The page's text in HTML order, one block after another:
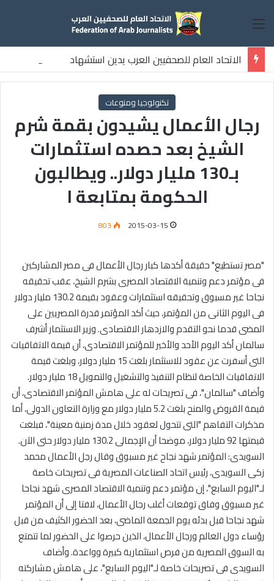
القائمة
الاتحاد العام للصحفيين العرب يدين استشهاد
ثلاثة صحفيين فلسطينيين باستهداف إسرائيلي وسط قطاع غزة
تكنولوجيا ومنوعات
رجال الأعمال يشيدون بقمة شرم
الشيخ بعد حصده استثمارات
بـ130 مليار دولار.. ويطالبون
الحكومة بمتابعة ا
2015-03-15
803
"مصر تستطيع" حقيقة أكدها كبار رجال الأعمال فى مصر المشاركين
فى مؤتمر دعم وتنمية الاقتصاد المصرى بشرم الشيخ، عقب تحقيقه
نجاحا غير مسبوق وتحقيقه استثمارات وعقود بقيمة 130.2 مليار دولار
فى اليوم الثانى من المؤتمر، حيث أكد المؤتمر قدرة المصريين على
المضى قدما نحو التقدم والازدهار الاقتصادى. وزير الاستثمار أشرف
سالمان أكد اليوم الأحد والأخير للمؤتمر الاقتصادى، أن قيمة الاتفاقيات
التى أسفرت عن عقود للاستثمار بلغت 15 مليار دولار، وبلغت قيمة
الاتفاقيات الخاصة لنظام التنفيذ والتشغيل والتمويل 18 مليار دولار.
وأضاف "سالمان"، فى تصريحات له على هامش المؤتمر الاقتصادى، أن
قيمة القروض والمنح بلغت 5.2 مليار دولار مع وزارة التعاون الدولى، أما
مذكرات التفاهم "التى تتحول لعقود خلال مدة زمنية معينة"، فبلغت
قيمتها 92 مليار دولار، موضحا أن الإجمالى 130.2 مليار دولار حتى الآن.
السويدى: المؤتمر شهد نجاح غير مسبوق وقال رجل الأعمال محمد
زكى السويدى، رئيس اتحاد الصناعات المصرية فى تصريحات خاصة
لـ"اليوم السابع"، إن مؤتمر دعم وتنمية الاقتصاد المصرى شهد نجاحا
غير مسبوق وفاق توقعات أغلب رجال الأعمال، لافتا إلى أن المؤتمر
شهد نجاحا قبل بدئه يوم الجمعة الماضى، بعد الحضور الكثيف من قبل
رؤساء دول العالم ورجال الأعمال، الذين حرصوا على الحضور لما تتمتع
به السوق المصرية من فرص استثمارية كبيرة وواعدة. وأضاف
السويدى فى تصريحات خاصة لـ"اليوم السابع"، على هامش مشاركته